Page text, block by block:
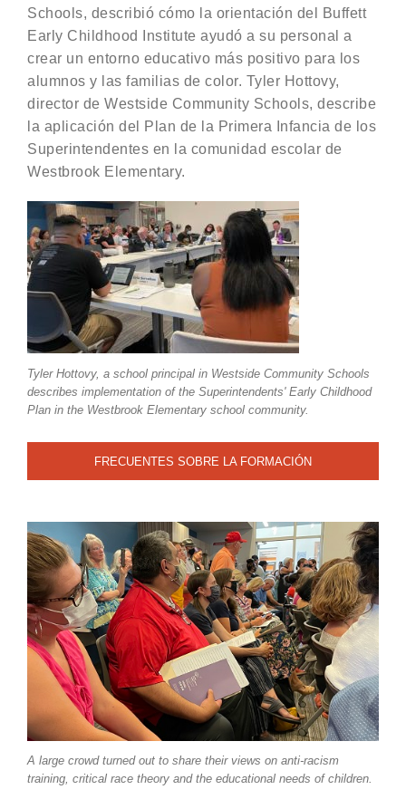
Schools, describió cómo la orientación del Buffett
Early Childhood Institute ayudó a su personal a
crear un entorno educativo más positivo para los
alumnos y las familias de color. Tyler Hottovy,
director de Westside Community Schools, describe
la aplicación del Plan de la Primera Infancia de los
Superintendentes en la comunidad escolar de
Westbrook Elementary.
Tyler Hottovy, a school principal in Westside Community Schools
describes implementation of the Superintendents' Early Childhood
Plan in the Westbrook Elementary school community.
FRECUENTES SOBRE LA FORMACIÓN
A large crowd turned out to share their views on anti-racism
training, critical race theory and the educational needs of children.